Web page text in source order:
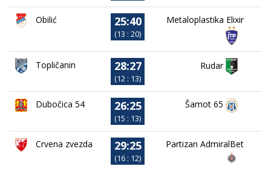
Obilić 25:40
(13 : 20)
Metaloplastika Elixir
Topličanin 28:27
(12 : 13)
Rudar
Dubočica 54 26:25
(15 : 13)
Šamot 65
Crvena zvezda 29:25
(16 : 12)
Partizan AdmiralBet